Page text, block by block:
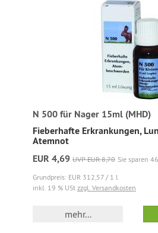
N 500 für Nager 15ml (MHD)
Fieberhafte Erkrankungen,
Atemnot
EUR 4,69 UVP EUR 8,70 Sie sparen
Grundpreis: EUR 312,57 / 1 l
inkl. 19 % USt zzgl. Versandkosten
mehr...